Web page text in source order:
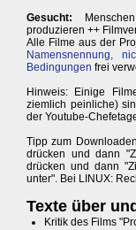
Gesucht:
produzieren ++
Alle Filme aus der
Namensnennung,
Bedingungen frei
Hinweis: Einige
ziemlich peinliche)
der Youtube-
Tipp zum
drücken und dann
drücken und dann
unter". Bei LINUX:
Texte über
Kritik des Films